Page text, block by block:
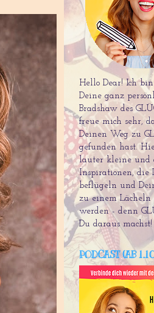
Hello Dear! Ich
Deine ganz
Bradshaw des
freue mich sehr,
Deinen Weg zu
gefunden hast.
lauter kleine und
Inspirationen, die
beflügeln und
zu einem Lächeln
werden - denn
Du daraus machst!
PODCAST (AB